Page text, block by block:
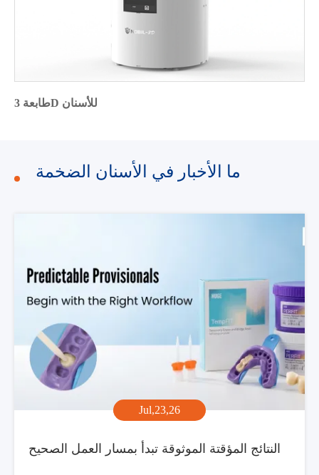
طابعة 3D للأسنان
ما الأخبار في الأسنان الضخمة
Jul,23,26
النتائج المؤقتة الموثوقة تبدأ بمسار العمل الصحيح